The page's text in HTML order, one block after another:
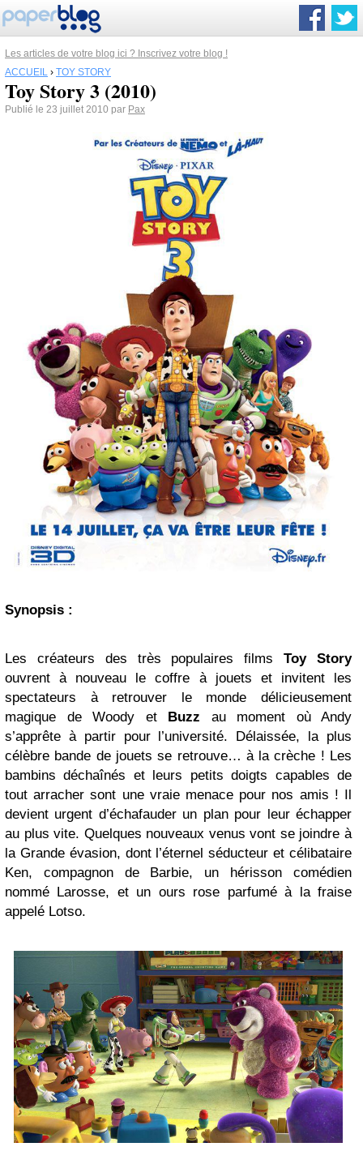
Les articles de votre blog ici ? Inscrivez votre blog !
ACCUEIL › TOY STORY
Toy Story 3 (2010)
Publié le 23 juillet 2010 par Pax
Synopsis :
Les créateurs des très populaires filmsToy Story
ouvrent à nouveau le coffre à jouets et invitent les
spectateurs à retrouver le monde délicieusement
magique de Woody et Buzz au moment où Andy
s’apprête à partir pour l’université. Délaissée, la plus
célèbre bande de jouets se retrouve… à la crèche ! Les
bambins déchaînés et leurs petits doigts capables de
tout arracher sont une vraie menace pour nos amis ! Il
devient urgent d’échafauder un plan pour leur échapper
au plus vite. Quelques nouveaux venus vont se joindre à
la Grande évasion, dont l’éternel séducteur et célibataire
Ken, compagnon de Barbie, un hérisson comédien
nommé Larosse, et un ours rose parfumé à la fraise
appelé Lotso.